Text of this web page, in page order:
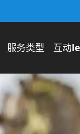
服务类型 互动